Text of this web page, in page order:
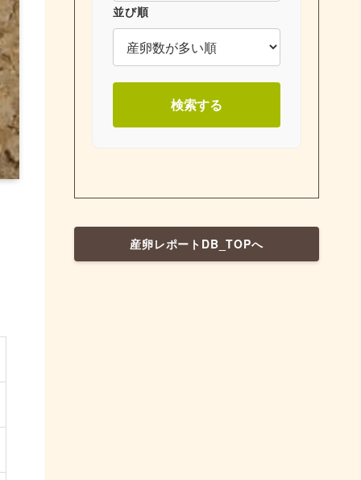
並び順
検索する
産卵レポートDB_TOPへ